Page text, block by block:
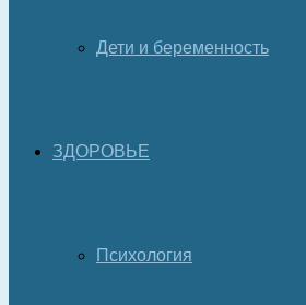
Дети и беременность
ЗДОРОВЬЕ
Психология